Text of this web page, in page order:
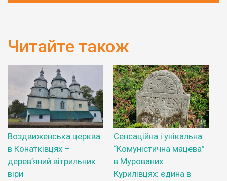
Читайте також
Воздвиженська церква
в Конатківцях –
дерев’яний вітрильник
віри
Сенсаційна і унікальна
“Комуністична мацева”
в Мурованих
Курилівцях: єдина в